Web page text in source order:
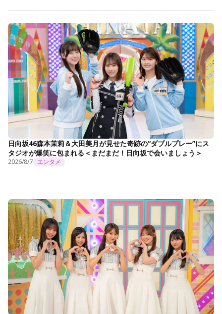
日向坂46森本茉莉＆大田美月が見せた奇跡の“ダブルプレー”にス
タジオが爆笑に包まれる＜まだまだ！日向坂で会いましょう＞
2026/8/7 エンタメ